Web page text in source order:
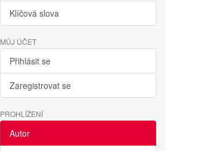
Klíčová slova
MŮJ ÚČET
Přihlásit se
Zaregistrovat se
PROHLÍŽENÍ
Autor